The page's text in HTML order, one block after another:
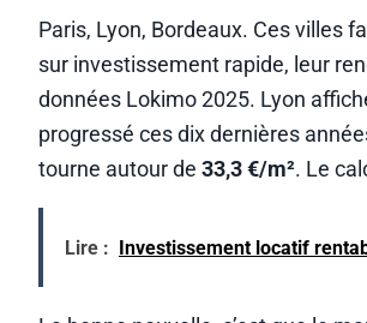
Paris, Lyon, Bordeaux. Ces villes
sur investissement rapide, leur
données Lokimo 2025. Lyon
progressé ces dix dernières
tourne autour de 33,3 €/m². Le
Lire : Investissement locatif